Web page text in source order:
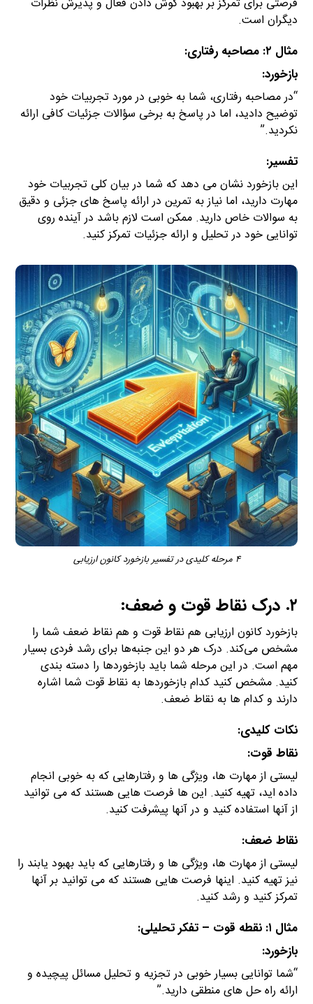
فرصتی برای تمرکز بر بهبود گوش دادن فعال و پذیرش نظرات
دیگران است.
مثال ۲: مصاحبه رفتاری:
بازخورد:
“در مصاحبه رفتاری، شما به خوبی در مورد تجربیات خود
توضیح دادید، اما در پاسخ به برخی سؤالات جزئیات کافی ارائه
نکردید.”
تفسیر:
این بازخورد نشان می دهد که شما در بیان کلی تجربیات خود
مهارت دارید، اما نیاز به تمرین در ارائه پاسخ های جزئی و دقیق
به سوالات خاص دارید. ممکن است لازم باشد در آینده روی
توانایی خود در تحلیل و ارائه جزئیات تمرکز کنید.
۴ مرحله کلیدی در تفسیر بازخورد کانون ارزیابی
۲. درک نقاط قوت و ضعف:
بازخورد کانون ارزیابی هم نقاط قوت و هم نقاط ضعف شما را
مشخص می‌کند. درک هر دو این جنبه‌ها برای رشد فردی بسیار
مهم است. در این مرحله شما باید بازخوردها را دسته بندی
کنید. مشخص کنید کدام بازخوردها به نقاط قوت شما اشاره
دارند و کدام ها به نقاط ضعف.
نکات کلیدی:
نقاط قوت:
لیستی از مهارت ها، ویژگی ها و رفتارهایی که به خوبی انجام
داده اید، تهیه کنید. این ها فرصت هایی هستند که می توانید
از آنها استفاده کنید و در آنها پیشرفت کنید.
نقاط ضعف:
لیستی از مهارت ها، ویژگی ها و رفتارهایی که باید بهبود یابند را
نیز تهیه کنید. اینها فرصت هایی هستند که می توانید بر آنها
تمرکز کنید و رشد کنید.
مثال ۱: نقطه قوت – تفکر تحلیلی:
بازخورد:
“شما توانایی بسیار خوبی در تجزیه و تحلیل مسائل پیچیده و
ارائه راه حل های منطقی دارید.”